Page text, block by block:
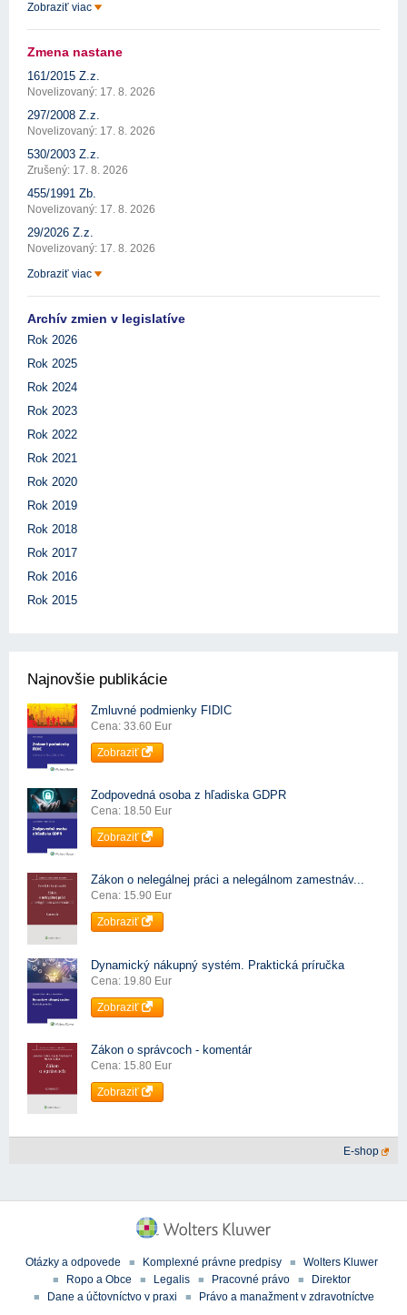
Zobraziť viac
Zmena nastane
161/2015 Z.z.
Novelizovaný: 17. 8. 2026
297/2008 Z.z.
Novelizovaný: 17. 8. 2026
530/2003 Z.z.
Zrušený: 17. 8. 2026
455/1991 Zb.
Novelizovaný: 17. 8. 2026
29/2026 Z.z.
Novelizovaný: 17. 8. 2026
Zobraziť viac
Archív zmien v legislatíve
Rok 2026
Rok 2025
Rok 2024
Rok 2023
Rok 2022
Rok 2021
Rok 2020
Rok 2019
Rok 2018
Rok 2017
Rok 2016
Rok 2015
Najnovšie publikácie
Zmluvné podmienky FIDIC
Cena: 33.60 Eur
Zobraziť
Zodpovedná osoba z hľadiska GDPR
Cena: 18.50 Eur
Zobraziť
Zákon o nelegálnej práci a nelegálnom zamestnáv...
Cena: 15.90 Eur
Zobraziť
Dynamický nákupný systém. Praktická príručka
Cena: 19.80 Eur
Zobraziť
Zákon o správcoch - komentár
Cena: 15.80 Eur
Zobraziť
E-shop
Otázky a odpovede Komplexné právne predpisy
Wolters Kluwer
Ropo a Obce
Legalis Pracovné právo
Direktor
Dane a účtovníctvo v praxi
Právo a manažment v zdravotníctve